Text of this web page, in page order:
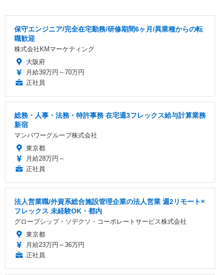
保守エンジニア/完全在宅勤務/研修期間6ヶ月/異業種からの転
職歓迎
株式会社KMマーケティング
大阪府
月給39万円～70万円
正社員
総務・人事・法務・特許事務 在宅週3フレックス給与計算業務
新宿
マンパワーグループ株式会社
東京都
月給28万円～
正社員
法人営業職/外資系総合施設管理企業の法人営業 週2リモート×
フレックス 未経験OK・都内
グローブシップ・ソデクソ・コーポレートサービス株式会社
東京都
月給23万円～36万円
正社員